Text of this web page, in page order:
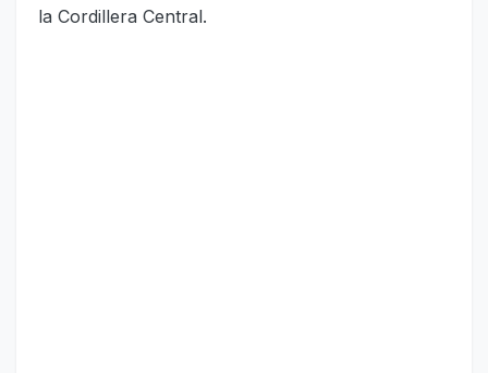
la Cordillera Central.